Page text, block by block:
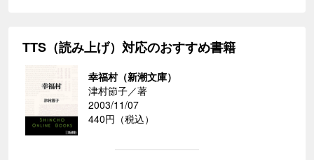
TTS（読み上げ）対応のおすすめ書籍
幸福村（新潮文庫）
津村節子／著
2003/11/07
440円（税込）